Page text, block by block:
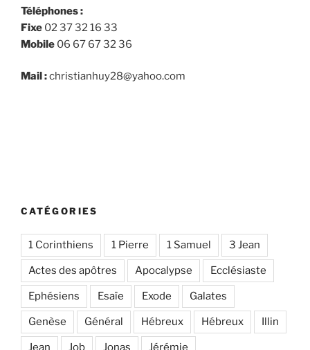
Téléphones :
Fixe 02 37 32 16 33
Mobile 06 67 67 32 36
Mail :christianhuy28@yahoo.com
CATÉGORIES
1 Corinthiens 1 Pierre 1 Samuel 3 Jean
Actes des apôtres Apocalypse Ecclésiaste
Ephésiens Esaïe Exode Galates
Genèse Général Hébreux Hébreux Illin
Jean Job Jonas Jérémie